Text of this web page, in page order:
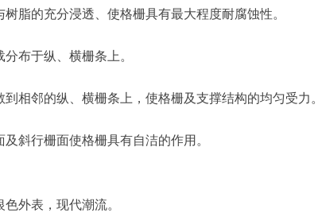
脂的充分浸透、使格栅具有最大程度耐腐蚀性。
布于纵、横栅条上。
相邻的纵、横栅条上，使格栅及支撑结构的均匀受力。
斜行栅面使格栅具有自洁的作用。
外表，现代潮流。